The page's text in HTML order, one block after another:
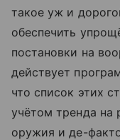
такое уж и
обеспечить
постановки на
действует
что список этих
учётом тренда на
оружия и де-